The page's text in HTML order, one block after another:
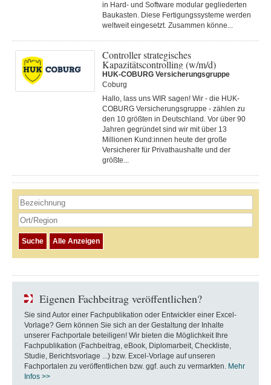
in Hard- und Software modular gegliederten
Baukasten. Diese Fertigungs­systeme werden
weltweit eingesetzt. Zusammen könne...
Controller strategisches
Kapazitätscontrolling (w/m/d)
HUK-COBURG Versicherungsgruppe
Coburg
Hallo, lass uns WIR sagen! Wir - die HUK-
COBURG Versicherungsgruppe - zählen zu
den 10 größten in Deutschland. Vor über 90
Jahren gegründet sind wir mit über 13
Millionen Kund:innen heute der große
Versicherer für Privathaushalte und der
größte...
Eigenen Fachbeitrag veröffentlichen?
Sie sind Autor einer Fachpublikation oder Entwickler einer Excel-
Vorlage? Gern können Sie sich an der Gestaltung der Inhalte
unserer Fachportale beteiligen! Wir bieten die Möglichkeit Ihre
Fachpublikation (Fachbeitrag, eBook, Diplomarbeit, Checkliste,
Studie, Berichtsvorlage ...) bzw. Excel-Vorlage auf unseren
Fachportalen zu veröffentlichen bzw. ggf. auch zu vermarkten. Mehr
Infos >>